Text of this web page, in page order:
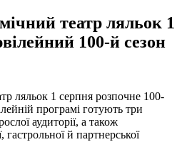
театр ляльок 1
100-й сезон
ляльок 1 серпня розпочне 100-
програмі готують три
аудиторії, а також
й партнерської